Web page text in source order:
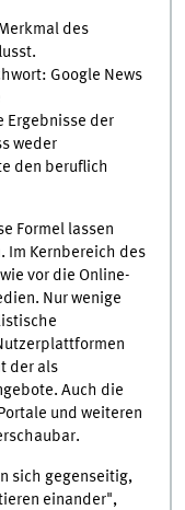
des
Google News
Ergebnisse der
weder
den beruflich
Formel lassen
Im Kernbereich des
vor die Online-
Nur wenige
der als
Auch die
und weiteren
sich gegenseitig,
einander",